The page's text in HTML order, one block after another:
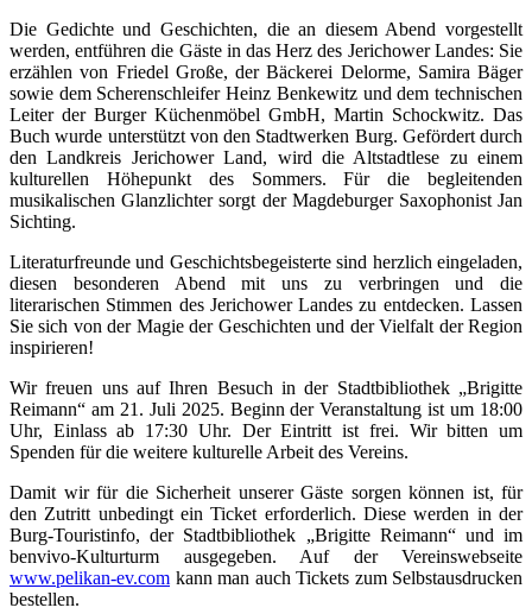
Die Gedichte und Geschichten, die an diesem Abend vorgestellt
werden, entführen die Gäste in das Herz des Jerichower Landes: Sie
erzählen von Friedel Große, der Bäckerei Delorme, Samira Bäger
sowie dem Scherenschleifer Heinz Benkewitz und dem technischen
Leiter der Burger Küchenmöbel GmbH, Martin Schockwitz. Das
Buch wurde unterstützt von den Stadtwerken Burg. Gefördert durch
den Landkreis Jerichower Land, wird die Altstadtlese zu einem
kulturellen Höhepunkt des Sommers. Für die begleitenden
musikalischen Glanzlichter sorgt der Magdeburger Saxophonist Jan
Sichting.
Literaturfreunde und Geschichtsbegeisterte sind herzlich eingeladen,
diesen besonderen Abend mit uns zu verbringen und die
literarischen Stimmen des Jerichower Landes zu entdecken. Lassen
Sie sich von der Magie der Geschichten und der Vielfalt der Region
inspirieren!
Wir freuen uns auf Ihren Besuch in der Stadtbibliothek „Brigitte
Reimann“ am 21. Juli 2025. Beginn der Veranstaltung ist um 18:00
Uhr, Einlass ab 17:30 Uhr. Der Eintritt ist frei. Wir bitten um
Spenden für die weitere kulturelle Arbeit des Vereins.
Damit wir für die Sicherheit unserer Gäste sorgen können ist, für
den Zutritt unbedingt ein Ticket erforderlich. Diese werden in der
Burg-Touristinfo, der Stadtbibliothek „Brigitte Reimann“ und im
benvivo-Kulturturm ausgegeben. Auf der Vereinswebseite
www.pelikan-ev.com kann man auch Tickets zum Selbstausdrucken
bestellen.